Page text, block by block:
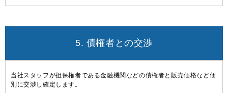
5. 債権者との交渉
当社スタッフが担保権者である金融機関などの債権者と販売価格など個
別に交渉し確定します。